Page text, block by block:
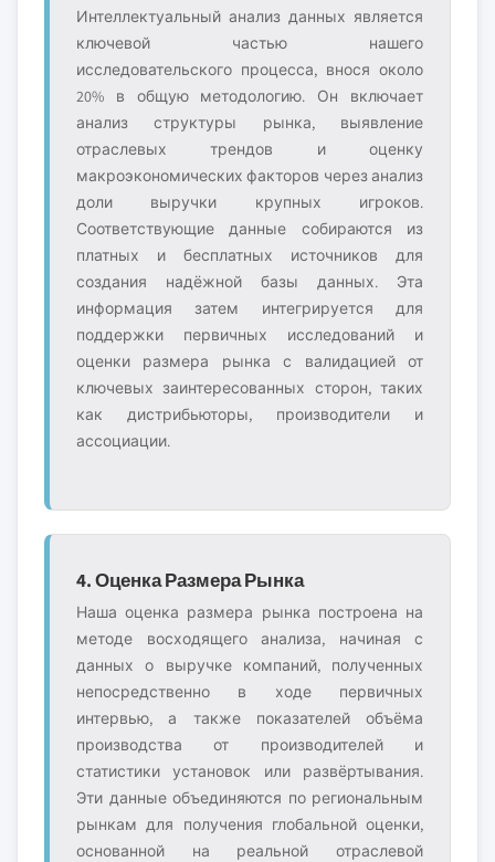
Интеллектуальный анализ данных является
ключевой частью нашего
исследовательского процесса, внося около
20% в общую методологию. Он включает
анализ структуры рынка, выявление
отраслевых трендов и оценку
макроэкономических факторов через анализ
доли выручки крупных игроков.
Соответствующие данные собираются из
платных и бесплатных источников для
создания надёжной базы данных. Эта
информация затем интегрируется для
поддержки первичных исследований и
оценки размера рынка с валидацией от
ключевых заинтересованных сторон, таких
как дистрибьюторы, производители и
ассоциации.
4. Оценка Размера Рынка
Наша оценка размера рынка построена на
методе восходящего анализа, начиная с
данных о выручке компаний, полученных
непосредственно в ходе первичных
интервью, а также показателей объёма
производства от производителей и
статистики установок или развёртывания.
Эти данные объединяются по региональным
рынкам для получения глобальной оценки,
основанной на реальной отраслевой